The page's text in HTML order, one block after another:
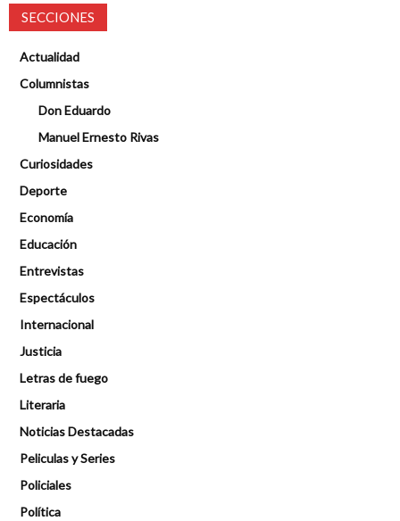
SECCIONES
Actualidad
Columnistas
Don Eduardo
Manuel Ernesto Rivas
Curiosidades
Deporte
Economía
Educación
Entrevistas
Espectáculos
Internacional
Justicia
Letras de fuego
Literaria
Noticias Destacadas
Peliculas y Series
Policiales
Política